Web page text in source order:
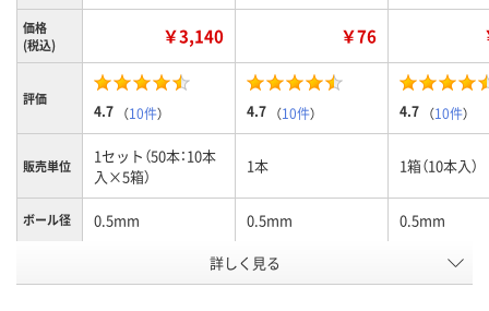
価格
(税込)
￥3,140 ￥76
評価
4.7 （10件） 4.7 （10件） 4.7 （10件）
販売単位
1セット（50本：10本
入×5箱）
1本 1箱（10本入）
ボール径 0.5mm 0.5mm 0.5mm
赤インク 赤インク
詳しく見る